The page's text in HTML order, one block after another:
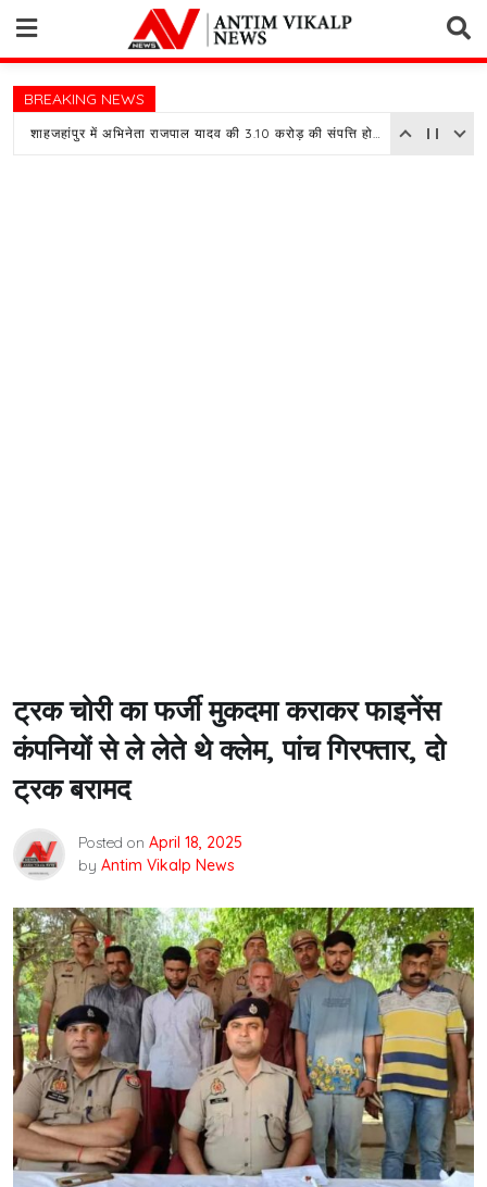
content
BREAKING NEWS
शाहजहांपुर में अभिनेता राजपाल यादव की 3.10 करोड़ की संपत्ति होगी नीलाम, बैंक ने चस्पा किया नोटिस
ट्रक चोरी का फर्जी मुकदमा कराकर फाइनेंस
कंपनियों से ले लेते थे क्लेम, पांच गिरफ्तार, दो
ट्रक बरामद
Posted on April 18, 2025
by Antim Vikalp News